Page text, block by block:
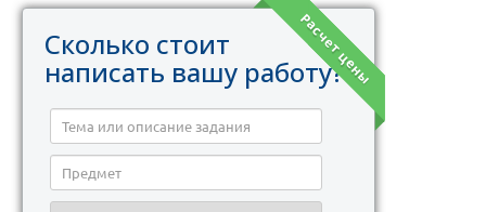
Расчет цены
Сколько стоит
написать вашу работу?